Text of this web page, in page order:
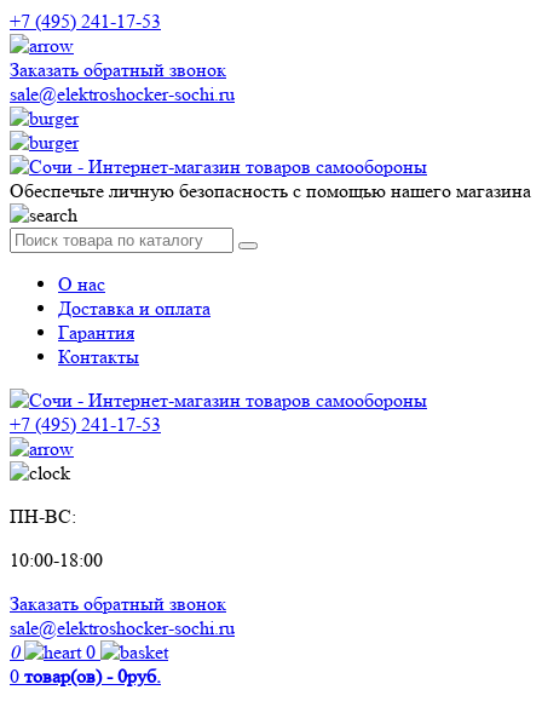
+7 (495) 241-17-53
Заказать обратный звонок
sale@elektroshocker-sochi.ru
Обеспечьте личную безопасность с помощью нашего магазина
О нас
Доставка и оплата
Гарантия
Контакты
+7 (495) 241-17-53
ПН-ВС:
10:00-18:00
Заказать обратный звонок
sale@elektroshocker-sochi.ru
0
0
0 товар(ов) - 0руб.